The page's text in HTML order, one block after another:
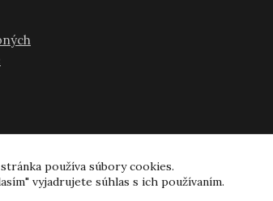
používa súbory cookies.
vyjadrujete súhlas s ich používaním.